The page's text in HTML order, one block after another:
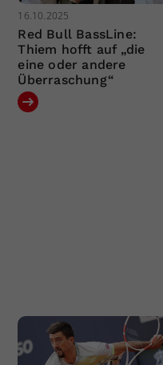
16.10.2025
Red Bull BassLine:
Thiem hofft auf „die
eine oder andere
Überraschung“